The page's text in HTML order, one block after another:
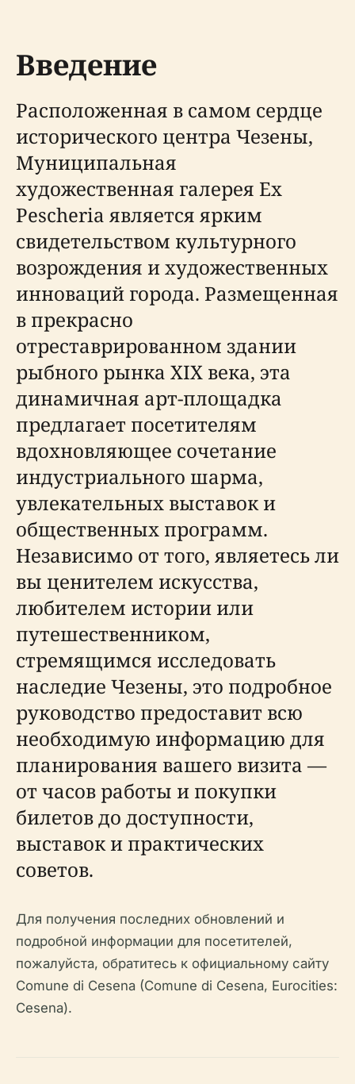
Введение
Расположенная в самом сердце
исторического центра Чезены,
Муниципальная
художественная галерея Ex
Pescheria является ярким
свидетельством культурного
возрождения и художественных
инноваций города. Размещенная
в прекрасно
отреставрированном здании
рыбного рынка XIX века, эта
динамичная арт-площадка
предлагает посетителям
вдохновляющее сочетание
индустриального шарма,
увлекательных выставок и
общественных программ.
Независимо от того, являетесь ли
вы ценителем искусства,
любителем истории или
путешественником,
стремящимся исследовать
наследие Чезены, это подробное
руководство предоставит всю
необходимую информацию для
планирования вашего визита —
от часов работы и покупки
билетов до доступности,
выставок и практических
советов.
Для получения последних обновлений и
подробной информации для посетителей,
пожалуйста, обратитесь к официальному сайту
Comune di Cesena (Comune di Cesena, Eurocities:
Cesena).